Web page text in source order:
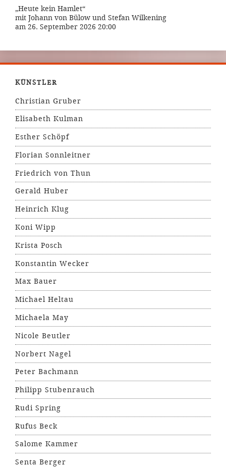
„Heute kein Hamlet“
mit Johann von Bülow und Stefan Wilkening
am 26. September 2026 20:00
KÜNSTLER
Christian Gruber
Elisabeth Kulman
Esther Schöpf
Florian Sonnleitner
Friedrich von Thun
Gerald Huber
Heinrich Klug
Koni Wipp
Krista Posch
Konstantin Wecker
Max Bauer
Michael Heltau
Michaela May
Nicole Beutler
Norbert Nagel
Peter Bachmann
Philipp Stubenrauch
Rudi Spring
Rufus Beck
Salome Kammer
Senta Berger